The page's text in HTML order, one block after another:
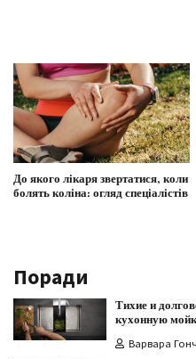
До якого лікаря звертатися, коли
болять коліна: огляд спеціалістів
Поради
Тихие и
кухонную
Варвара